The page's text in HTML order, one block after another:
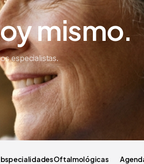
mismo.
especialistas.
Oftalmológicas